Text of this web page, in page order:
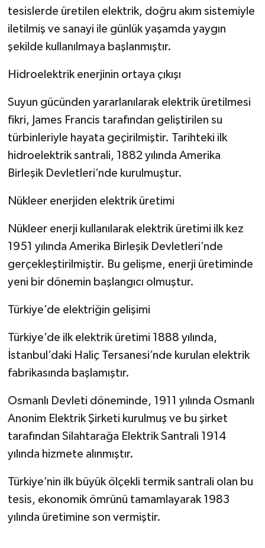
tesislerde üretilen elektrik, doğru akım sistemiyle
iletilmiş ve sanayi ile günlük yaşamda yaygın
şekilde kullanılmaya başlanmıştır.
Hidroelektrik enerjinin ortaya çıkışı
Suyun gücünden yararlanılarak elektrik üretilmesi
fikri, James Francis tarafından geliştirilen su
türbinleriyle hayata geçirilmiştir. Tarihteki ilk
hidroelektrik santrali, 1882 yılında Amerika
Birleşik Devletleri’nde kurulmuştur.
Nükleer enerjiden elektrik üretimi
Nükleer enerji kullanılarak elektrik üretimi ilk kez
1951 yılında Amerika Birleşik Devletleri’nde
gerçekleştirilmiştir. Bu gelişme, enerji üretiminde
yeni bir dönemin başlangıcı olmuştur.
Türkiye’de elektriğin gelişimi
Türkiye’de ilk elektrik üretimi 1888 yılında,
İstanbul’daki Haliç Tersanesi’nde kurulan elektrik
fabrikasında başlamıştır.
Osmanlı Devleti döneminde, 1911 yılında Osmanlı
Anonim Elektrik Şirketi kurulmuş ve bu şirket
tarafından Silahtarağa Elektrik Santrali 1914
yılında hizmete alınmıştır.
Türkiye’nin ilk büyük ölçekli termik santrali olan bu
tesis, ekonomik ömrünü tamamlayarak 1983
yılında üretimine son vermiştir.